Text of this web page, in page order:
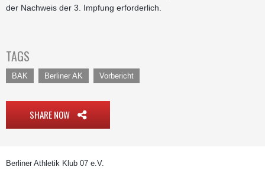
der Nachweis der 3. Impfung erforderlich.
TAGS
BAK Berliner AK Vorbericht
SHARE NOW
Berliner Athletik Klub 07 e.V.